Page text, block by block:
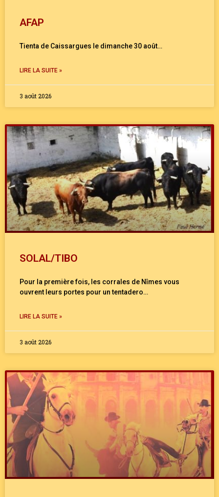
AFAP
Tienta de Caissargues le dimanche 30 août…
LIRE LA SUITE »
3 août 2026
SOLAL/TIBO
Pour la première fois, les corrales de Nîmes vous
ouvrent leurs portes pour un tentadero…
LIRE LA SUITE »
3 août 2026